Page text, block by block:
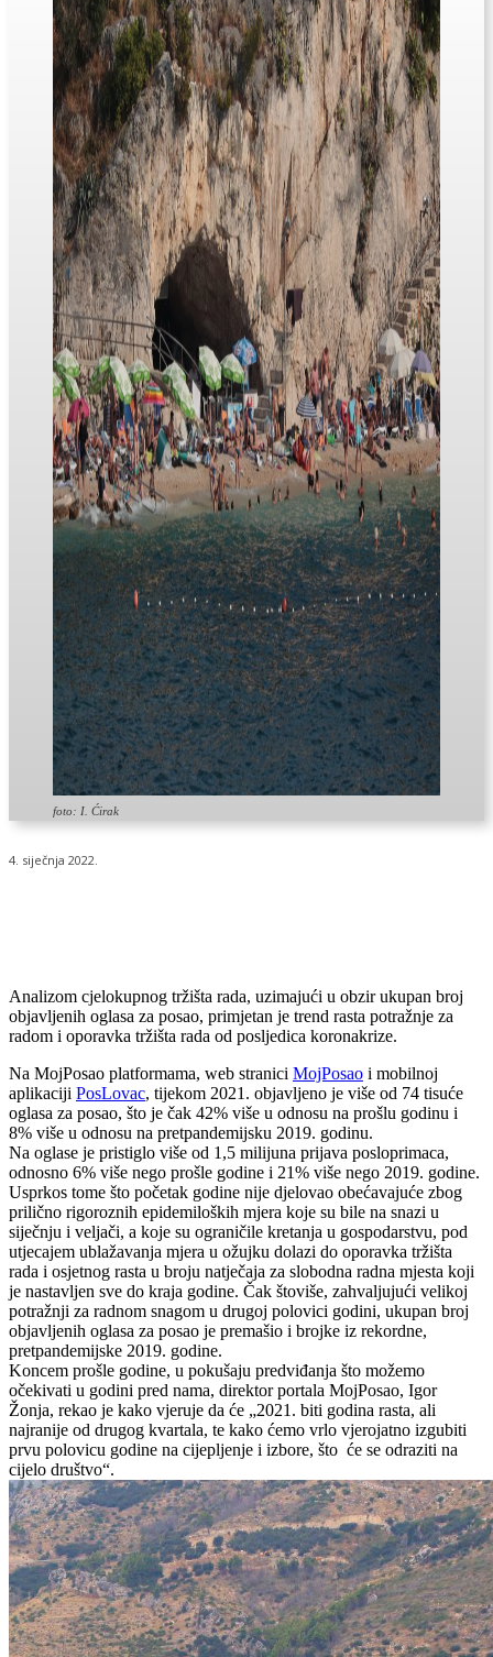
foto: I. Ćirak
4. siječnja 2022.
Analizom cjelokupnog tržišta rada, uzimajući u obzir ukupan broj
objavljenih oglasa za posao, primjetan je trend rasta potražnje za
radom i oporavka tržišta rada od posljedica koronakrize.
Na MojPosao platformama, web stranici MojPosao i mobilnoj
aplikaciji PosLovac, tijekom 2021. objavljeno je više od 74 tisuće
oglasa za posao, što je čak 42% više u odnosu na prošlu godinu i
8% više u odnosu na pretpandemijsku 2019. godinu.
Na oglase je pristiglo više od 1,5 milijuna prijava posloprimaca,
odnosno 6% više nego prošle godine i 21% više nego 2019. godine.
Usprkos tome što početak godine nije djelovao obećavajuće zbog
prilično rigoroznih epidemiloških mjera koje su bile na snazi u
siječnju i veljači, a koje su ograničile kretanja u gospodarstvu, pod
utjecajem ublažavanja mjera u ožujku dolazi do oporavka tržišta
rada i osjetnog rasta u broju natječaja za slobodna radna mjesta koji
je nastavljen sve do kraja godine. Čak štoviše, zahvaljujući velikoj
potražnji za radnom snagom u drugoj polovici godini, ukupan broj
objavljenih oglasa za posao je premašio i brojke iz rekordne,
pretpandemijske 2019. godine.
Koncem prošle godine, u pokušaju predviđanja što možemo
očekivati u godini pred nama, direktor portala MojPosao, Igor
Žonja, rekao je kako vjeruje da će „2021. biti godina rasta, ali
najranije od drugog kvartala, te kako ćemo vrlo vjerojatno izgubiti
prvu polovicu godine na cijepljenje i izbore, što će se odraziti na
cijelo društvo“.